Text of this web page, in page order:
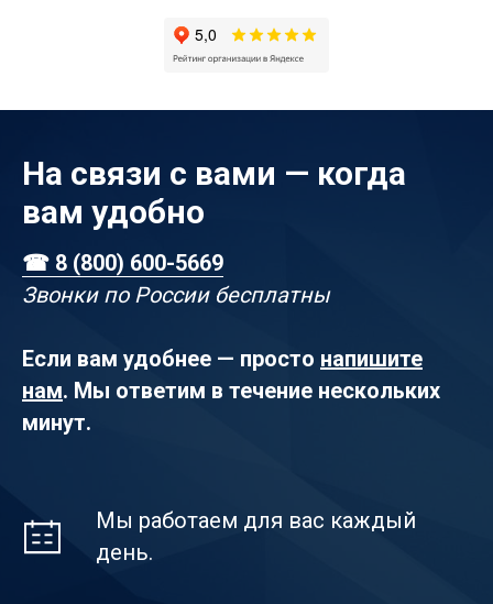
На связи с вами — когда
вам удобно
☎ 8 (800) 600-5669
Звонки по России бесплатны
Если вам удобнее — просто напишите
нам. Мы ответим в течение нескольких
минут.
Мы работаем для вас каждый
день.